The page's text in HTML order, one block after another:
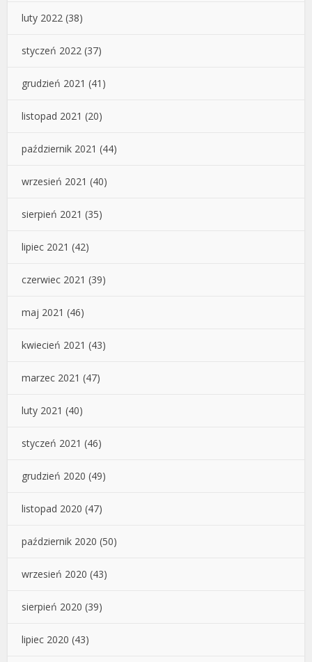
luty 2022 (38)
styczeń 2022 (37)
grudzień 2021 (41)
listopad 2021 (20)
październik 2021 (44)
wrzesień 2021 (40)
sierpień 2021 (35)
lipiec 2021 (42)
czerwiec 2021 (39)
maj 2021 (46)
kwiecień 2021 (43)
marzec 2021 (47)
luty 2021 (40)
styczeń 2021 (46)
grudzień 2020 (49)
listopad 2020 (47)
październik 2020 (50)
wrzesień 2020 (43)
sierpień 2020 (39)
lipiec 2020 (43)